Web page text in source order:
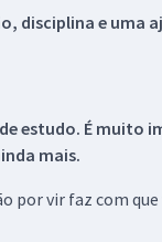
disciplina e uma
estudo. É muito
mais.
por vir faz com